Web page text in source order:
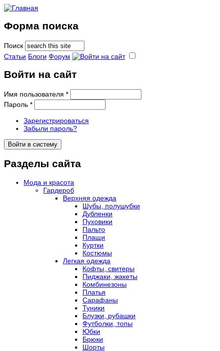
Форма поиска
Поиск
Статьи Блоги Форум
Войти на сайт
Имя пользователя *
Пароль *
Зарегистрироваться
Забыли пароль?
Разделы сайта
Мода и красота
Гардероб
Верхняя одежда
Шубы, полушубки
Дубленки
Пуховики
Пальто
Плащи
Куртки
Костюмы
Легкая одежда
Кофты, свитеры
Пиджаки, жакеты
Комбинезоны
Платья
Сарафаны
Туники
Блузки, рубашки
Футболки, топы
Юбки
Брюки
Шорты